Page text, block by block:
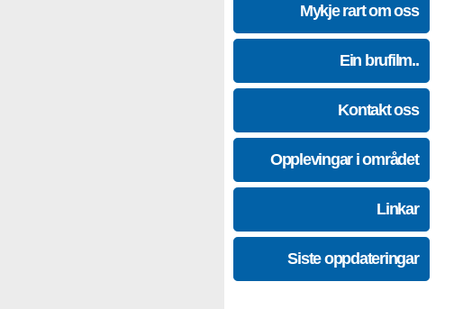
Mykje rart om oss
Ein brufilm..
Kontakt oss
Opplevingar i området
Linkar
Siste oppdateringar